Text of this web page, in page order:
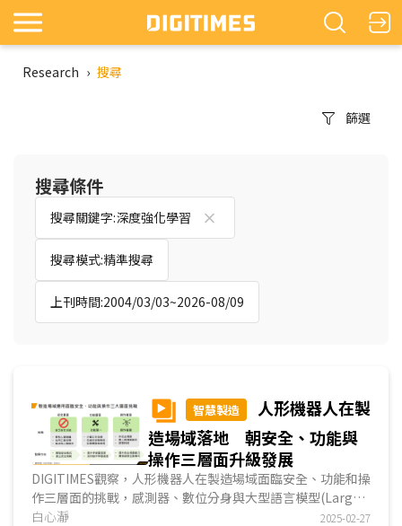
Research › 搜尋
篩選
搜尋條件
搜尋關鍵字:深度強化學習
搜尋模式:精準搜尋
上刊時間:2004/03/03~2026-08/09
智慧製造
人形機器人在製
造場域落地 朝安全、功能與
操作三層面升級發展
DIGITIMES觀察，人形機器人在製造場域面臨安全、功能和操
作三層面的挑戰，感測器、數位分身與大型語言模型(Large
Language Model；LLM)等是發展關鍵。人形機器人...
白心瀞 2025-02-27